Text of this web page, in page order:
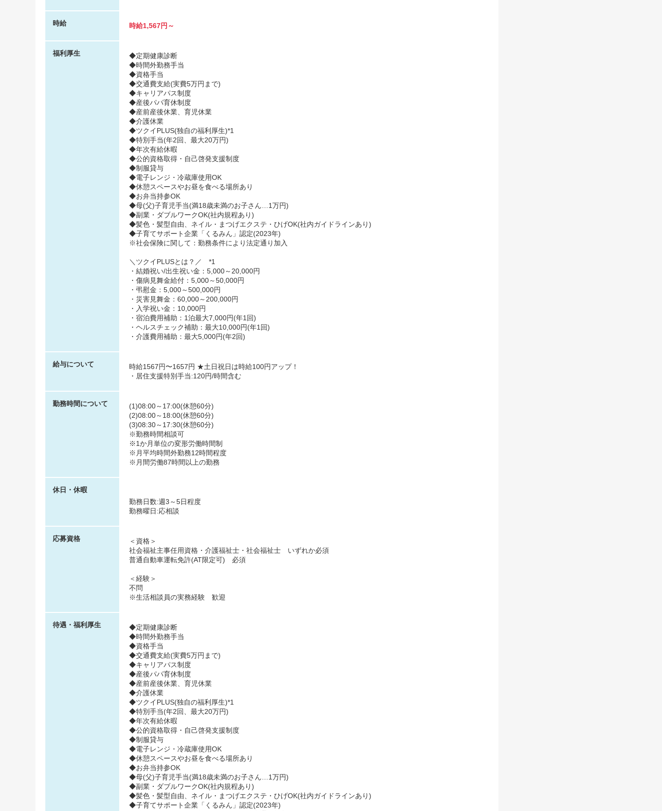
時給 時給1,567円～
福利厚生
◆定期健康診断
◆時間外勤務手当
◆資格手当
◆交通費支給(実費5万円まで)
◆キャリアパス制度
◆産後パパ育休制度
◆産前産後休業、育児休業
◆介護休業
◆ツクイPLUS(独自の福利厚生)*1
◆特別手当(年2回、最大20万円)
◆年次有給休暇
◆公的資格取得・自己啓発支援制度
◆制服貸与
◆電子レンジ・冷蔵庫使用OK
◆休憩スペースやお昼を食べる場所あり
◆お弁当持参OK
◆母(父)子育児手当(満18歳未満のお子さん…1万円)
◆副業・ダブルワークOK(社内規程あり)
◆髪色・髪型自由、ネイル・まつげエクステ・ひげOK(社内ガイドラインあり)
◆子育てサポート企業「くるみん」認定(2023年)
※社会保険に関して：勤務条件により法定通り加入
＼ツクイPLUSとは？／ *1
・結婚祝い/出生祝い金：5,000～20,000円
・傷病見舞金給付：5,000～50,000円
・弔慰金：5,000～500,000円
・災害見舞金：60,000～200,000円
・入学祝い金：10,000円
・宿泊費用補助：1泊最大7,000円(年1回)
・ヘルスチェック補助：最大10,000円(年1回)
・介護費用補助：最大5,000円(年2回)
給与について
時給1567円〜1657円 ★土日祝日は時給100円アップ！
・居住支援特別手当:120円/時間含む
勤務時間について
(1)08:00～17:00(休憩60分)
(2)08:00～18:00(休憩60分)
(3)08:30～17:30(休憩60分)
※勤務時間相談可
※1か月単位の変形労働時間制
※月平均時間外勤務12時間程度
※月間労働87時間以上の勤務
休日・休暇
勤務日数:週3～5日程度
勤務曜日:応相談
応募資格
＜資格＞
社会福祉主事任用資格・介護福祉士・社会福祉士 いずれか必須
普通自動車運転免許(AT限定可) 必須
＜経験＞
不問
※生活相談員の実務経験 歓迎
待遇・福利厚生
◆定期健康診断
◆時間外勤務手当
◆資格手当
◆交通費支給(実費5万円まで)
◆キャリアパス制度
◆産後パパ育休制度
◆産前産後休業、育児休業
◆介護休業
◆ツクイPLUS(独自の福利厚生)*1
◆特別手当(年2回、最大20万円)
◆年次有給休暇
◆公的資格取得・自己啓発支援制度
◆制服貸与
◆電子レンジ・冷蔵庫使用OK
◆休憩スペースやお昼を食べる場所あり
◆お弁当持参OK
◆母(父)子育児手当(満18歳未満のお子さん…1万円)
◆副業・ダブルワークOK(社内規程あり)
◆髪色・髪型自由、ネイル・まつげエクステ・ひげOK(社内ガイドラインあり)
◆子育てサポート企業「くるみん」認定(2023年)